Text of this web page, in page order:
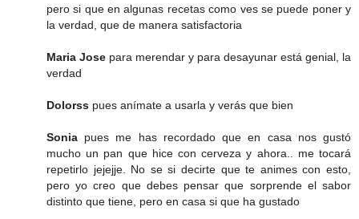
pero si que en algunas recetas como ves se puede poner y
la verdad, que de manera satisfactoria
Maria Jose para merendar y para desayunar está genial, la
verdad
Dolorss pues anímate a usarla y verás que bien
Sonia pues me has recordado que en casa nos gustó
mucho un pan que hice con cerveza y ahora.. me tocará
repetirlo jejejje. No se si decirte que te animes con esto,
pero yo creo que debes pensar que sorprende el sabor
distinto que tiene, pero en casa si que ha gustado